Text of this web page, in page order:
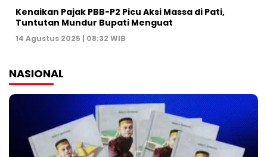
Kenaikan Pajak PBB-P2 Picu Aksi Massa di Pati,
Tuntutan Mundur Bupati Menguat
14 Agustus 2025 | 08:32 WIB
NASIONAL